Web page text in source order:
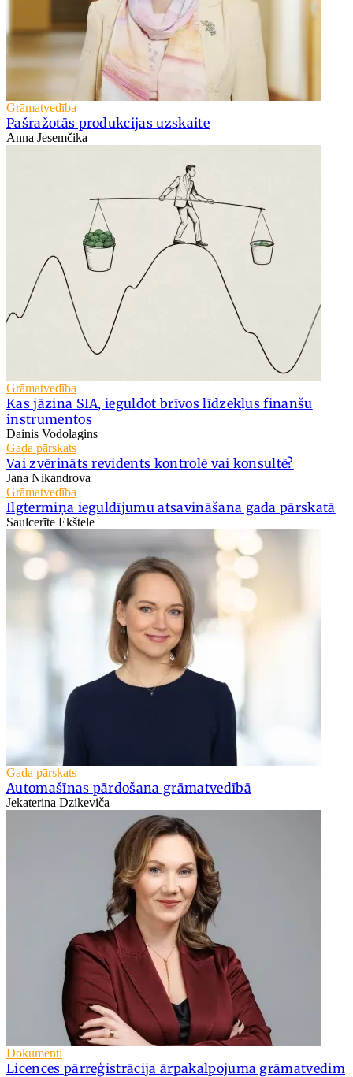
Grāmatvedība
Pašražotās produkcijas uzskaite
Anna Jesemčika
Grāmatvedība
Kas jāzina SIA, ieguldot brīvos līdzekļus finanšu
instrumentos
Dainis Vodolagins
Gada pārskats
Vai zvērināts revidents kontrolē vai konsultē?
Jana Nikandrova
Grāmatvedība
Ilgtermiņa ieguldījumu atsavināšana gada pārskatā
Saulcerīte Ekštele
Gada pārskats
Automašīnas pārdošana grāmatvedībā
Jekaterina Dzikeviča
Dokumenti
Licences pārreģistrācija ārpakalpojuma grāmatvedim